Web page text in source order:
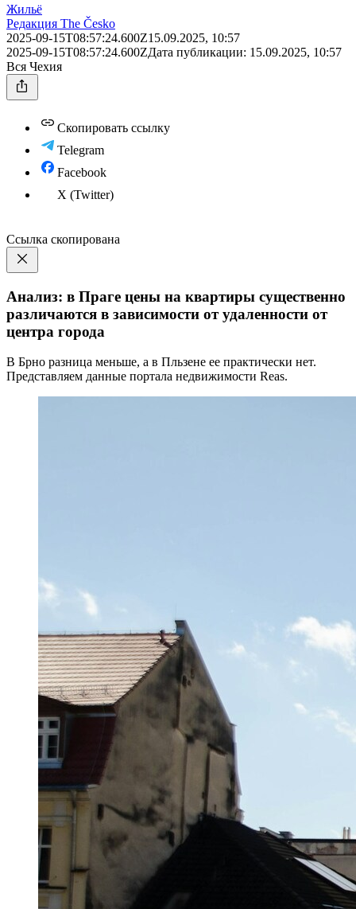
Жильё
Редакция The Česko
2025-09-15T08:57:24.600Z15.09.2025, 10:57
2025-09-15T08:57:24.600ZДата публикации: 15.09.2025, 10:57
Вся Чехия
Скопировать ссылку
Telegram
Facebook
X (Twitter)
Ссылка скопирована
Анализ: в Праге цены на квартиры существенно
различаются в зависимости от удаленности от
центра города
В Брно разница меньше, а в Пльзене ее практически нет.
Представляем данные портала недвижимости Reas.